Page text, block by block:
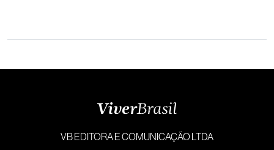
VB EDITORA E COMUNICAÇÃO LTDA